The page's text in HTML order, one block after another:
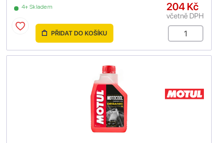
4+ Skladem 204 Kč
včetně DPH
PŘIDAT DO KOŠÍKU